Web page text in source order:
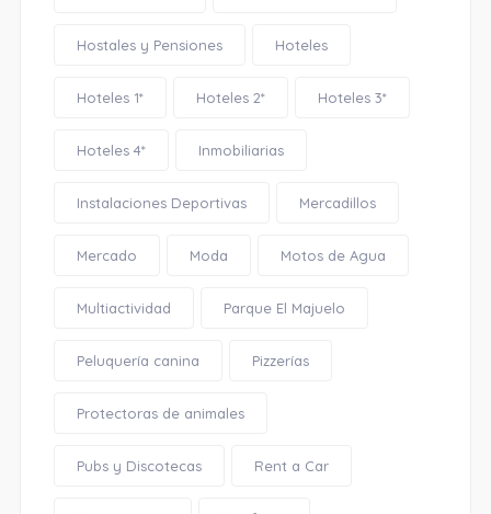
Hostales y Pensiones Hoteles
Hoteles 1* Hoteles 2* Hoteles 3*
Hoteles 4* Inmobiliarias
Instalaciones Deportivas Mercadillos
Mercado Moda Motos de Agua
Multiactividad Parque El Majuelo
Peluquería canina Pizzerías
Protectoras de animales
Pubs y Discotecas Rent a Car